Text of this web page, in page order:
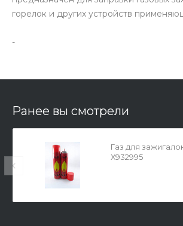
горелок и других устройств
-
Ранее вы смотрели
Газ для
Х932995